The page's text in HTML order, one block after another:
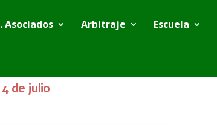
Asociados Arbitraje Escuela
de julio